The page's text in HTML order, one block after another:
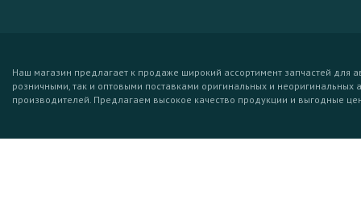
Наш магазин предлагает к продаже широкий ассортимент запчастей для
розничными, так и оптовыми поставками оригинальных и неоригинальных
производителей. Предлагаем высокое качество продукции и выгодные